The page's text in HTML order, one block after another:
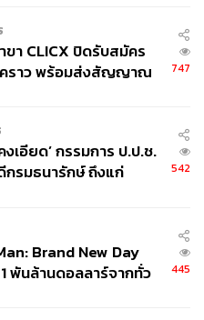
ขา CLICX ปิดรับสมัคร
คราว พร้อมส่งสัญญาณ
747
งเอียด’ กรรมการ ป.ป.ช.
รมธนารักษ์ ถึงแก่
542
Brand New Day
พันล้านดอลลาร์จากทั่ว
445